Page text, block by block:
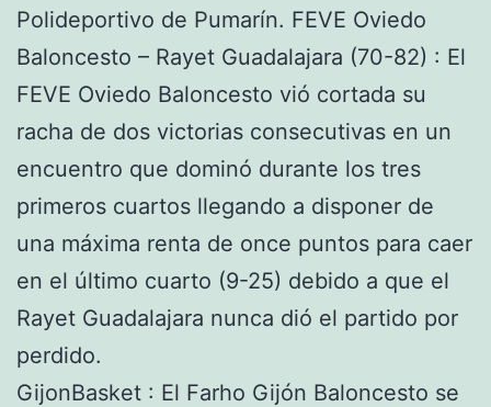
Polideportivo de Pumarín. FEVE Oviedo
Baloncesto – Rayet Guadalajara (70-82) : El
FEVE Oviedo Baloncesto vió cortada su
racha de dos victorias consecutivas en un
encuentro que dominó durante los tres
primeros cuartos llegando a disponer de
una máxima renta de once puntos para caer
en el último cuarto (9-25) debido a que el
Rayet Guadalajara nunca dió el partido por
perdido.
GijonBasket : El Farho Gijón Baloncesto se